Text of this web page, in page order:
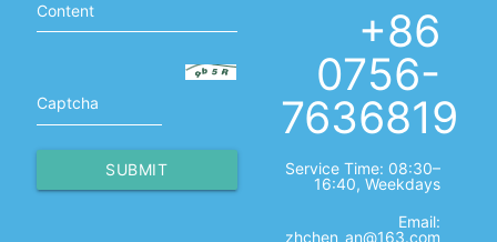
Content
Captcha
SUBMIT
+86
0756-
7636819
Service Time: 08:30–
16:40, Weekdays
Email:
zhchen_an@163.com